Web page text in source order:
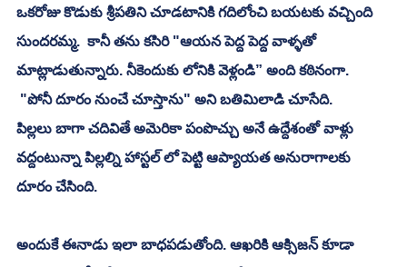
ఒకరోజు కొడుకు శ్రీపతిని చూడటానికి గదిలోంచి బయటకు వచ్చింది
సుందరమ్మ.  కానీ తను కసిరి "ఆయన పెద్ద పెద్ద వాళ్ళతో
మాట్లాడుతున్నారు. నీకెందుకు లోనికి వెళ్లండి” అంది కఠినంగా.
"పోనీ దూరం నుంచే చూస్తాను" అని బతిమిలాడి చూసేది.
పిల్లలు బాగా చదివితే అమెరికా పంపొచ్చు అనే ఉద్దేశంతో వాళ్లు
వద్దంటున్నా పిల్లల్ని హాస్టల్ లో పెట్టి ఆప్యాయత అనురాగాలకు
దూరం చేసింది.
అందుకే ఈనాడు ఇలా బాధపడుతోంది. ఆఖరికి ఆక్సిజన్ కూడా